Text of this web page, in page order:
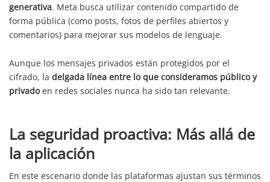
generativa. Meta busca utilizar contenido compartido de
forma pública (como posts, fotos de perfiles abiertos y
comentarios) para mejorar sus modelos de lenguaje.
Aunque los mensajes privados están protegidos por el
cifrado, la delgada línea entre lo que consideramos público y
privadoen redes sociales nunca ha sido tan relevante.
La seguridad proactiva: Más allá de
la aplicación
En este escenario donde las plataformas ajustan sus términos